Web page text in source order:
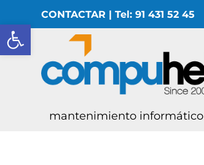
Abrir barra de herramientas
CONTACTAR | Tel: 91 431 52 45
mantenimiento informático